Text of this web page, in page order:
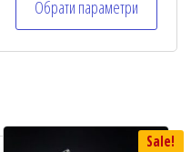
Обрати параметри
Sale!